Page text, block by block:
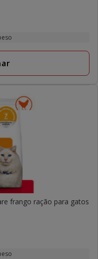
frango ração para gatos